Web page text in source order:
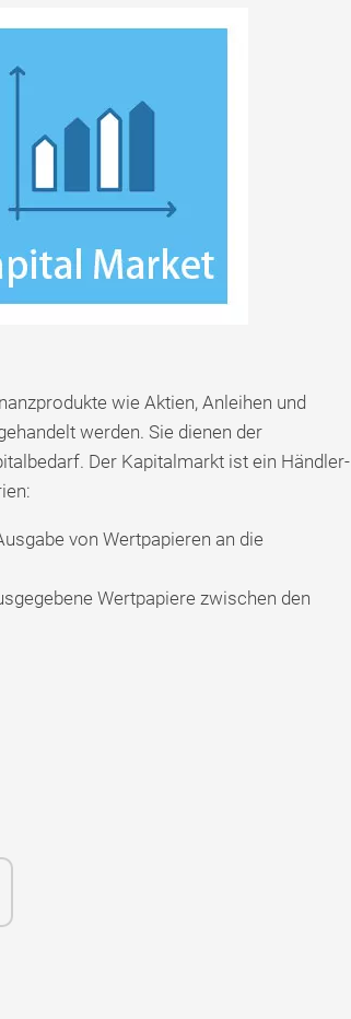
wie Aktien, Anleihen und
werden. Sie dienen der
Der Kapitalmarkt ist ein Händler-
von Wertpapieren an die
Wertpapiere zwischen den